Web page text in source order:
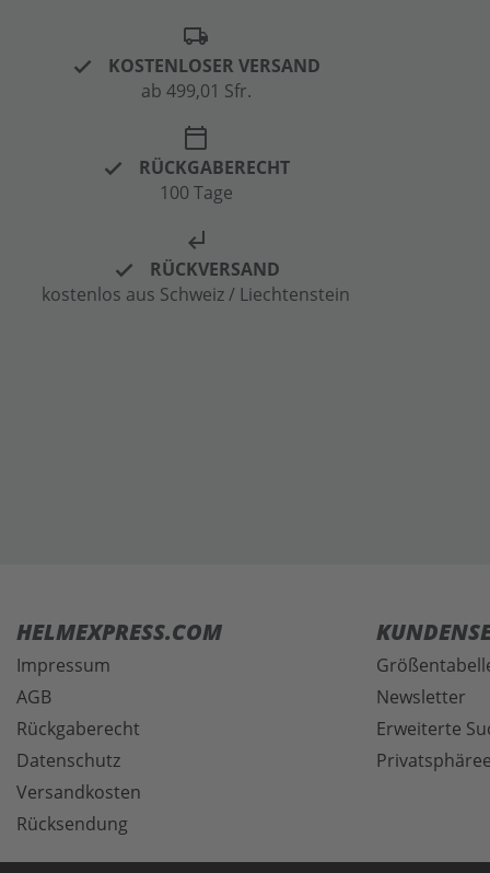
local_shipping
KOSTENLOSER VERSAND
ab 499,01 Sfr.
calendar_today
RÜCKGABERECHT
100 Tage
subdirectory_arrow_left
RÜCKVERSAND
kostenlos aus Schweiz / Liechtenstein
HELMEXPRESS.COM
Impressum
AGB
Rückgaberecht
Datenschutz
Versandkosten
Rücksendung
Newsletter
Erweiterte